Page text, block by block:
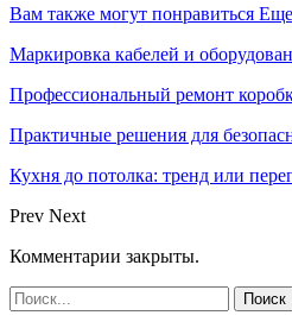
Вам также могут понравиться Еще
Маркировка кабелей и
Профессиональный ремонт
Практичные решения для
Кухня до потолка: тренд или
Prev Next
Комментарии закрыты.